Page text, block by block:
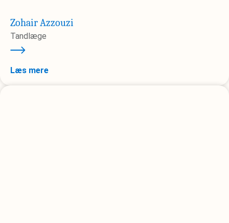
Zohair Azzouzi
Tandlæge
Læs mere